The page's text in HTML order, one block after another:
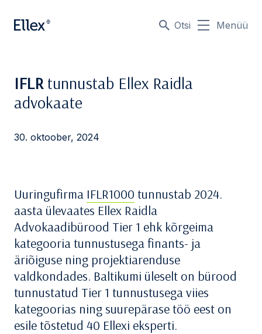
Otsi Menüü
IFLRtunnustab Ellex Raidla
advokaate
30. oktoober, 2024
Uuringufirma IFLR1000 tunnustab 2024.
aasta ülevaates Ellex Raidla
Advokaadibürood Tier 1 ehk kõrgeima
kategooria tunnustusega finants- ja
äriõiguse ning projektiarenduse
valdkondades. Baltikumi üleselt on bürood
tunnustatud Tier 1 tunnustusega viies
kategoorias ning suurepärase töö eest on
esile tõstetud 40 Ellexi eksperti.